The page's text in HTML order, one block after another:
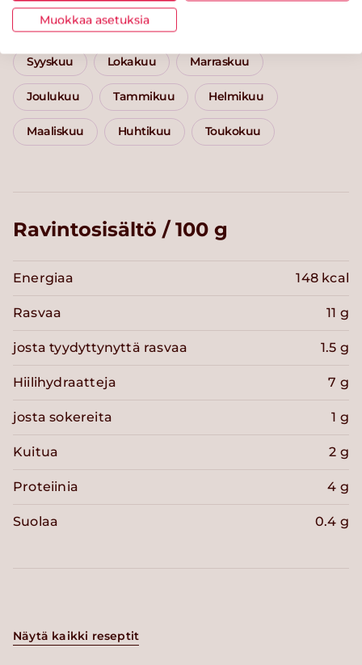
Peruna Alle 60 minuuttia
Syyskuu Lokakuu Marraskuu
Joulukuu Tammikuu Helmikuu
Maaliskuu Huhtikuu Toukokuu
Ravintosisältö / 100 g
Energiaa 148 kcal
Rasvaa 11 g
josta tyydyttynyttä rasvaa 1.5 g
Hiilihydraatteja 7 g
josta sokereita 1 g
Kuitua 2 g
Proteiinia 4 g
Suolaa 0.4 g
Näytä kaikki reseptit
Muokkaa asetuksia